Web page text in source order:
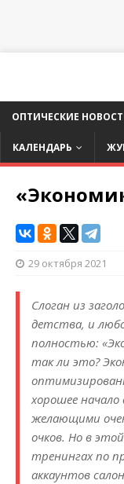
ОПТИЧЕСКИЕ
КАЛЕНДАРЬ
29 октября 2021
Слоган из
детства, и
полностью:
так ли это?
хорошее
желающими
очков. Но в
тренингах по
аккаунтов